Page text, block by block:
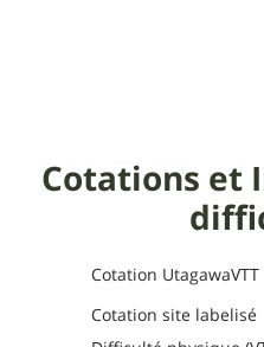
Cotations et
Cotation UtagawaVTT
Cotation site labelisé